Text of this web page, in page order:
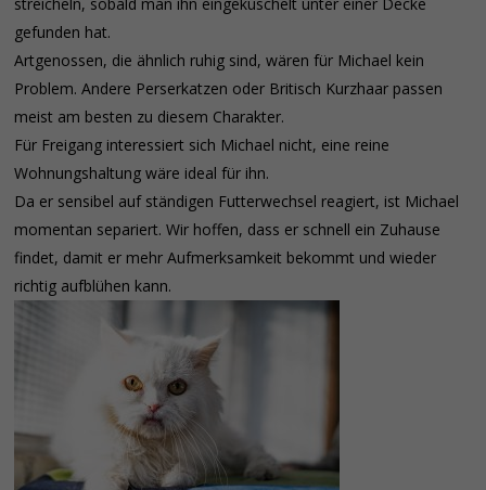
gefunden hat.
Artgenossen, die ähnlich ruhig sind, wären für Michael kein
Problem. Andere Perserkatzen oder Britisch Kurzhaar passen
meist am besten zu diesem Charakter.
Für Freigang interessiert sich Michael nicht, eine reine
Wohnungshaltung wäre ideal für ihn.
Da er sensibel auf ständigen Futterwechsel reagiert, ist Michael
momentan separiert. Wir hoffen, dass er schnell ein Zuhause
findet, damit er mehr Aufmerksamkeit bekommt und wieder
richtig aufblühen kann.